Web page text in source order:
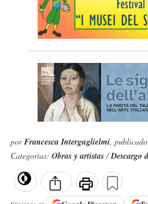
porFrancesca Interguglielmi,
Categorías: Obras y artistas/Descargo